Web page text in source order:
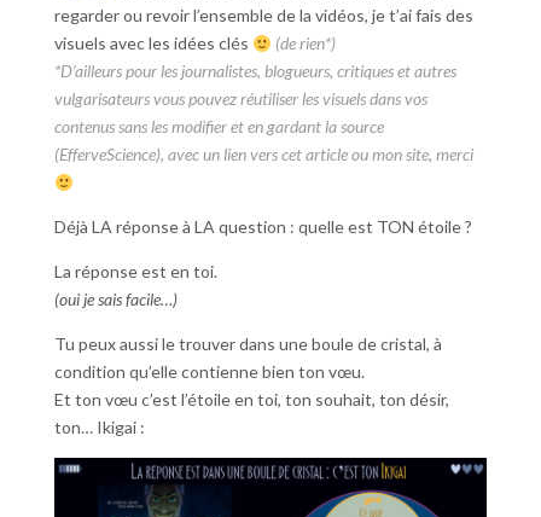
regarder ou revoir l’ensemble de la vidéos, je t’ai fais des
visuels avec les idées clés
(de rien*)
*D’ailleurs pour les journalistes, blogueurs, critiques et autres
vulgarisateurs vous pouvez réutiliser les visuels dans vos
contenus sans les modifier et en gardant la source
(EfferveScience), avec un lien vers cet article ou mon site, merci
Déjà LA réponse à LA question : quelle est TON étoile ?
La réponse est en toi.
(oui je sais facile…)
Tu peux aussi le trouver dans une boule de cristal, à
condition qu’elle contienne bien ton vœu.
Et ton vœu c’est l’étoile en toi, ton souhait, ton désir,
ton… Ikigai :